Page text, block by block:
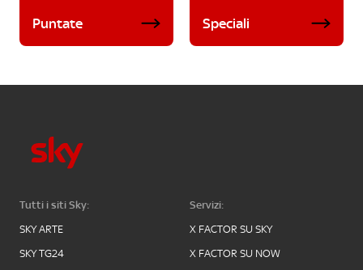
Puntate Speciali
Tutti i siti Sky:
SKY ARTE
SKY TG24
Servizi:
X FACTOR SU SKY
X FACTOR SU NOW